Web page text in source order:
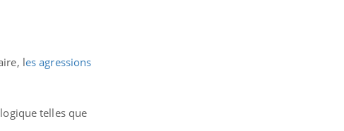
les agressions
telles que